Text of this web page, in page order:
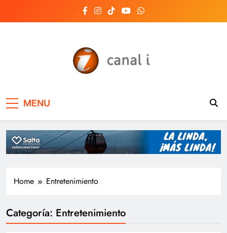
Salta, Argentina y el
mundo, las 24 horas
del día
MENU
Home Entretenimiento
Categoría: Entretenimiento